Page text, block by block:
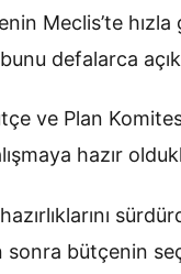
Meclis’te
defalarca
ve Plan
hazır
bütçenin